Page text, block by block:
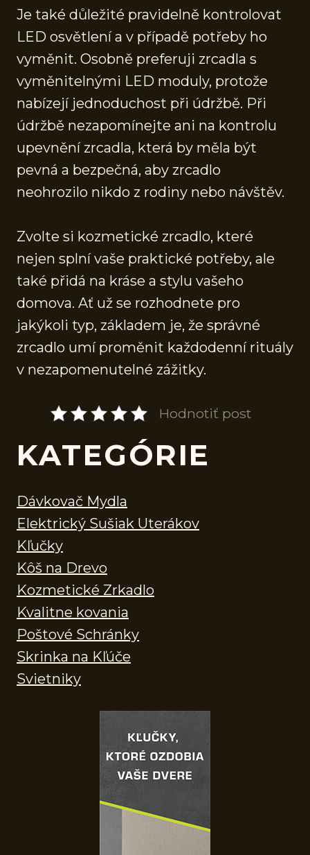
Je také důležité pravidelně kontrolovat
LED osvětlení a v případě potřeby ho
vyměnit. Osobně preferuji zrcadla s
vyměnitelnými LED moduly, protože
nabízejí jednoduchost při údržbě. Při
údržbě nezapomínejte ani na kontrolu
upevnění zrcadla, která by měla být
pevná a bezpečná, aby zrcadlo
neohrozilo nikdo z rodiny nebo návštěv.
Zvolte si kozmetické zrcadlo, které
nejen splní vaše praktické potřeby, ale
také přidá na kráse a stylu vašeho
domova. Ať už se rozhodnete pro
jakýkoli typ, základem je, že správné
zrcadlo umí proměnit každodenní rituály
v nezapomenutelné zážitky.
Hodnotiť post
KATEGÓRIE
Dávkovač Mydla
Elektrický Sušiak Uterákov
Kľučky
Kôš na Drevo
Kozmetické Zrkadlo
Kvalitne kovania
Poštové Schránky
Skrinka na Kľúče
Svietniky